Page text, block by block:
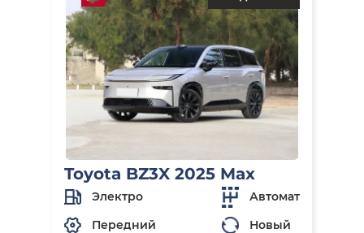
Toyota BZ3X 2025 Max
Электро
Автомат
Передний
Новый